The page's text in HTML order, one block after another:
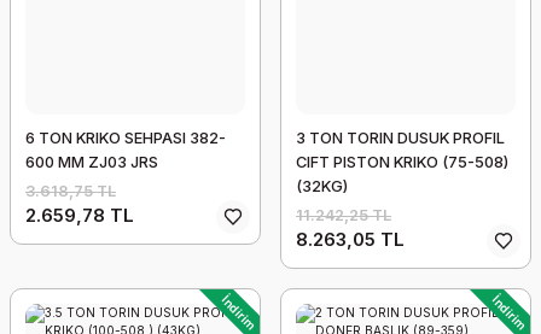
6 TON KRIKO SEHPASI 382-
600 MM ZJ03 JRS
3.618,75 TL
2.659,78 TL
3 TON TORIN DUSUK PROFIL
CIFT PISTON KRIKO (75-508)
(32KG)
11.242,25 TL
8.263,05 TL
İndirim İndirim